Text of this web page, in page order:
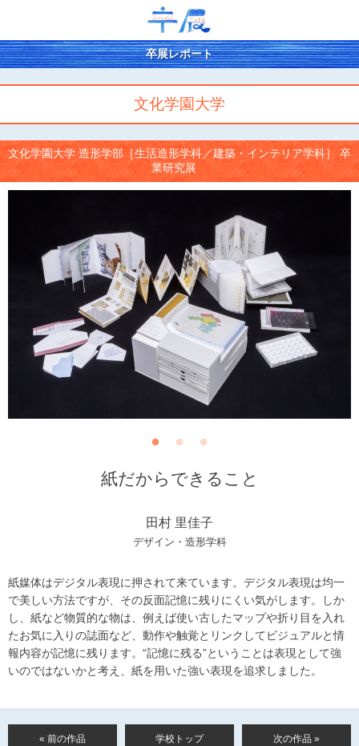
卒展レポート
文化学園大学
文化学園大学 造形学部［生活造形学科／建築・インテリア学科］ 卒
業研究展
紙だからできること
田村 里佳子
デザイン・造形学科
紙媒体はデジタル表現に押されて来ています。デジタル表現は均一
で美しい方法ですが、その反面記憶に残りにくい気がします。しか
し、紙など物質的な物は、例えば使い古したマップや折り目を入れ
たお気に入りの誌面など、動作や触覚とリンクしてビジュアルと情
報内容が記憶に残ります。“記憶に残る”ということは表現として強
いのではないかと考え、紙を用いた強い表現を追求しました。
« 前の作品 学校トップ 次の作品 »